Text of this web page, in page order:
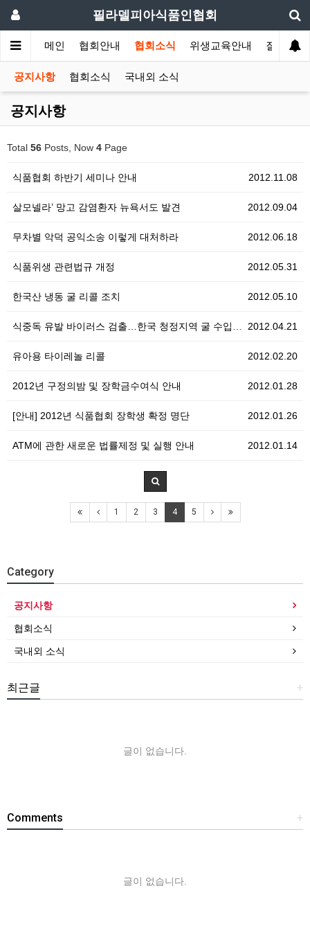
필라델피아식품인협회
메인 협회안내 협회소식 위생교육안내 질의답변
공지사항 협회소식 국내외 소식
공지사항
Total 56 Posts, Now 4 Page
2012.11.08
식품협회 하반기 세미나 안내
2012.09.04
살모넬라’ 망고 감염환자 뉴욕서도 발견
2012.06.18
무차별 악덕 공익소송 이렇게 대처하라
2012.05.31
식품위생 관련법규 개정
2012.05.10
한국산 냉동 굴 리콜 조치
2012.04.21
식중독 유발 바이러스 검출…한국 청정지역 굴 수입중단
2012.02.20
유아용 타이레놀 리콜
2012.01.28
2012년 구정의밤 및 장학금수여식 안내
2012.01.26
[안내] 2012년 식품협회 장학생 확정 명단
2012.01.14
ATM에 관한 새로운 법률제정 및 실행 안내
1 2 3 4 5
Category
공지사항
협회소식
국내외 소식
+
최근글
글이 없습니다.
+
Comments
글이 없습니다.